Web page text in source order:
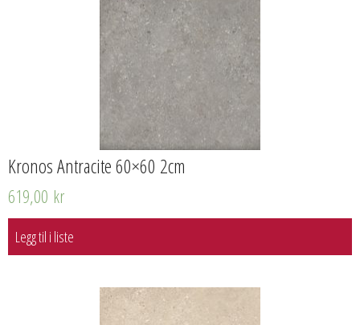
Kronos Antracite 60×60 2cm
619,00 kr
Legg til i liste